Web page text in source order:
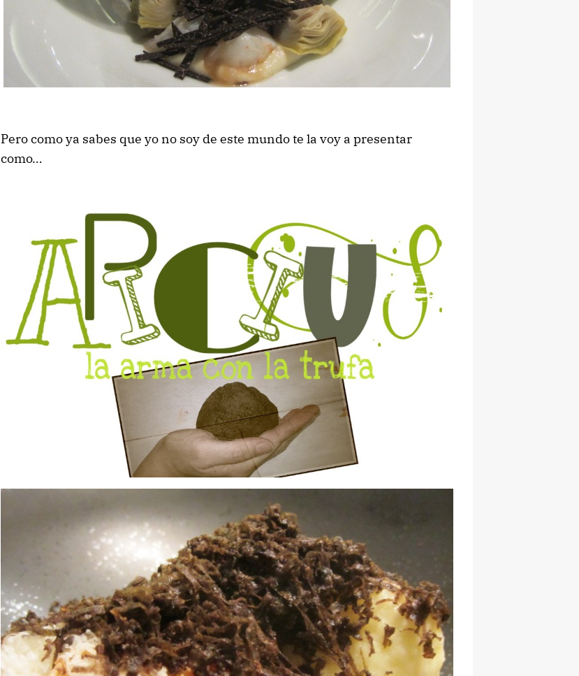
Pero como ya sabes que yo no soy de este mundo te la voy a presentar
como…